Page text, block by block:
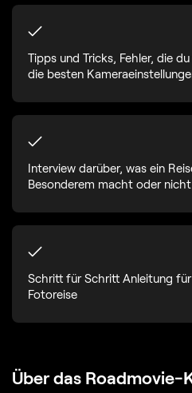
Tipps und Tricks, Fehler, die
die besten
Interview darüber, was ein
Besonderem macht oder nicht
Schritt für Schritt Anleitung
Fotoreise
Über das Roadmovie-